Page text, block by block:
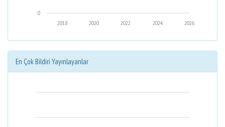
0
2026
2024
2022
2020
2018
En Çok Bildiri Yayınlayanlar